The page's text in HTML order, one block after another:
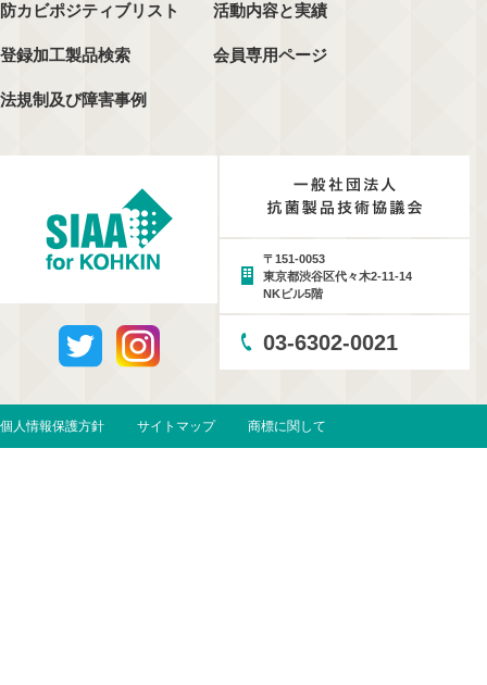
防カビポジティブリスト
登録加工製品検索
法規制及び障害事例
活動内容と実績
会員専用ページ
〒151-0053
東京都渋谷区代々木2-11-14
NKビル5階
03-6302-0021
個人情報保護方針 サイトマップ 商標に関して